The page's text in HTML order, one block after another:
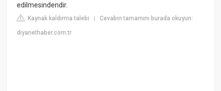
edilmesindendir.
Kaynak kaldırma talebi |Cevabın tamamını burada okuyun:
diyanethaber.com.tr